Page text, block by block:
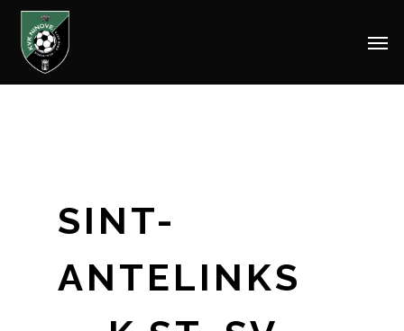
Skip
SINT-
ANTELINKS